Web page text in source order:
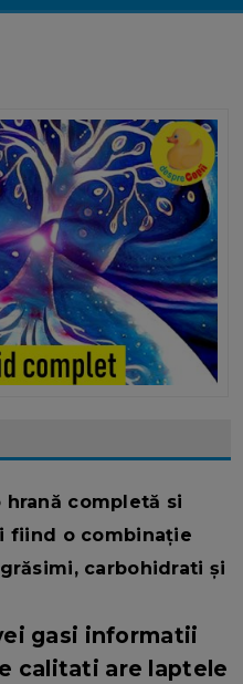
completă si
fiind o combinație
carbohidrati și
gasi informatii
calitati are laptele